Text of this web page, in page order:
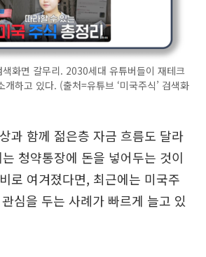
화면 갈무리. 2030세대 유튜버들이 재테크
개하고 있다. (출처=유튜브 ‘미국주식’ 검색화
과 함께 젊은층 자금 흐름도 달라
청약통장에 돈을 넣어두는 것이
로 여겨졌다면, 최근에는 미국주
심을 두는 사례가 빠르게 늘고 있